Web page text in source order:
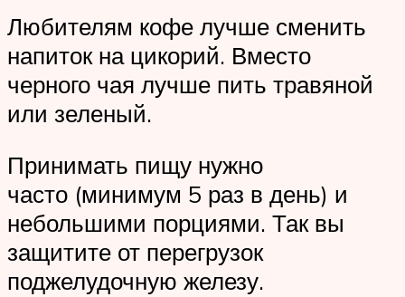
Любителям кофе лучше сменить
напиток на цикорий. Вместо
черного чая лучше пить травяной
или зеленый.
Принимать пищу нужно
часто (минимум 5 раз в день) и
небольшими порциями. Так вы
защитите от перегрузок
поджелудочную железу.